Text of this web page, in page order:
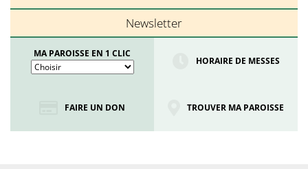
Newsletter
MA PAROISSE EN 1 CLIC
HORAIRE DE MESSES
FAIRE UN DON TROUVER MA PAROISSE